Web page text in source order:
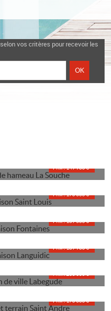
selon vos critères pour recevoir les
Prix : 149 900 €*
Prix : 170 000 €*
Prix : 169 000 €*
Prix : 189 900 €*
Prix : 233 000 €*
Prix : 170 000 €*